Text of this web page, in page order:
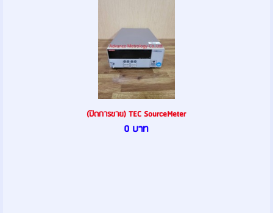
(ปิดการขาย) TEC SourceMeter
0 บาท